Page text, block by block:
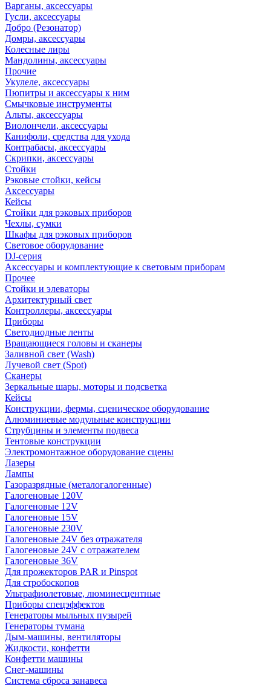
Варганы, аксессуары
Гусли, аксессуары
Добро (Резонатор)
Домры, аксессуары
Колесные лиры
Мандолины, аксессуары
Прочие
Укулеле, аксессуары
Пюпитры и аксессуары к ним
Смычковые инструменты
Альты, аксессуары
Виолончели, аксессуары
Канифоли, средства для ухода
Контрабасы, аксессуары
Скрипки, аксессуары
Стойки
Рэковые стойки, кейсы
Аксессуары
Кейсы
Стойки для рэковых приборов
Чехлы, сумки
Шкафы для рэковых приборов
Световое оборудование
DJ-серия
Аксессуары и комплектующие к световым приборам
Прочее
Стойки и элеваторы
Архитектурный свет
Контроллеры, аксессуары
Приборы
Светодиодные ленты
Вращающиеся головы и сканеры
Заливной свет (Wash)
Лучевой свет (Spot)
Сканеры
Зеркальные шары, моторы и подсветка
Кейсы
Конструкции, фермы, сценическое оборудование
Алюминиевые модульные конструкции
Струбцины и элементы подвеса
Тентовые конструкции
Электромонтажное оборудование сцены
Лазеры
Лампы
Газоразрядные (металогалогенные)
Галогеновые 120V
Галогеновые 12V
Галогеновые 15V
Галогеновые 230V
Галогеновые 24V без отражателя
Галогеновые 24V с отражателем
Галогеновые 36V
Для прожекторов PAR и Pinspot
Для стробоскопов
Ультрафиолетовые, люминесцентные
Приборы спецэффектов
Генераторы мыльных пузырей
Генераторы тумана
Дым-машины, вентиляторы
Жидкости, конфетти
Конфетти машины
Снег-машины
Система сброса занавеса